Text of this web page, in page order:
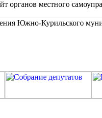
органов местного